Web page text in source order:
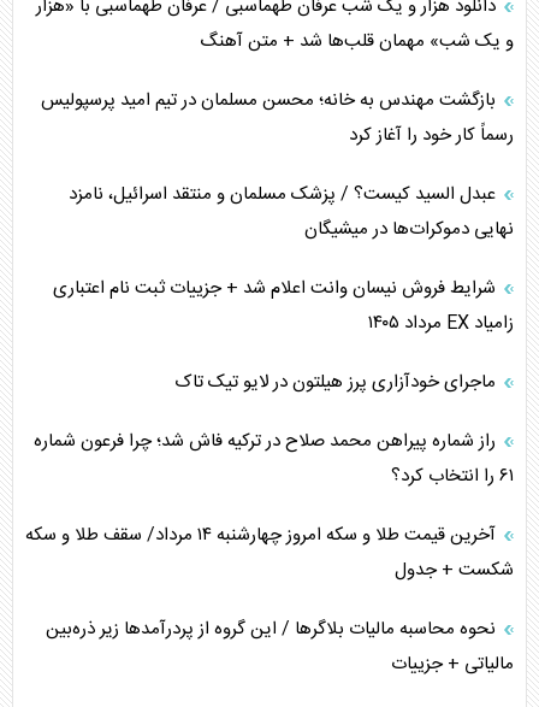
اربعین، کابوس مشترک تل‌آویو-واشنگتن
برنامه هفتم توسعه در نقطه کور سیاستگذاری
اوکراین بازوی مخرب آمریکا در غرب آسیا
اهمیت راهبردی اردن برای آمریکا
پیام، ظرفیت بالفعل‌نشده تجارت ایران
همسویی عربستان با سنتکام علیه متحدان ایران
ترامپ و توهم خلع سلاح حماس
دانلود هزار و یک شب عرفان طهماسبی / عرفان طهماسبی با «هزار
و یک شب» مهمان قلب‌ها شد + متن آهنگ
بازگشت مهندس به خانه؛ محسن مسلمان در تیم امید پرسپولیس
رسماً کار خود را آغاز کرد
عبدل السید کیست؟ / پزشک مسلمان و منتقد اسرائیل، نامزد
نهایی دموکرات‌ها در میشیگان
شرایط فروش نیسان وانت اعلام شد + جزییات ثبت نام اعتباری
زامیاد EX مرداد ۱۴۰۵
ماجرای خودآزاری پرز هیلتون در لایو تیک تاک
راز شماره پیراهن محمد صلاح در ترکیه فاش شد؛ چرا فرعون شماره
۶۱ را انتخاب کرد؟
آخرین قیمت طلا و سکه امروز چهارشنبه ۱۴ مرداد/ سقف طلا و سکه
شکست + جدول
نحوه محاسبه مالیات بلاگر‌ها / این گروه از پردرآمد‌ها زیر ذره‌بین
مالیاتی + جزییات